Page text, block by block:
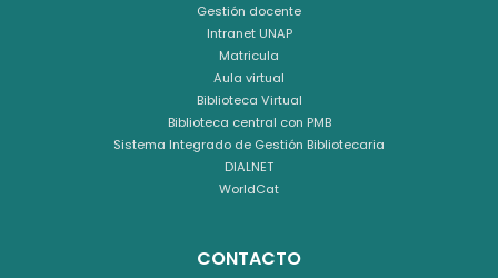
Gestión docente
Intranet UNAP
Matricula
Aula virtual
Biblioteca Virtual
Biblioteca central con PMB
Sistema Integrado de Gestión Bibliotecaria
DIALNET
WorldCat
CONTACTO